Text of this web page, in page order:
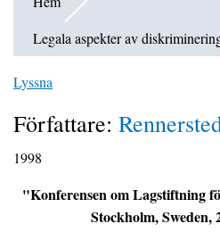
Legala aspekter av
Lyssna
Författare:
1998
"Konferensen om Lagstiftning
Stockholm, Sweden,